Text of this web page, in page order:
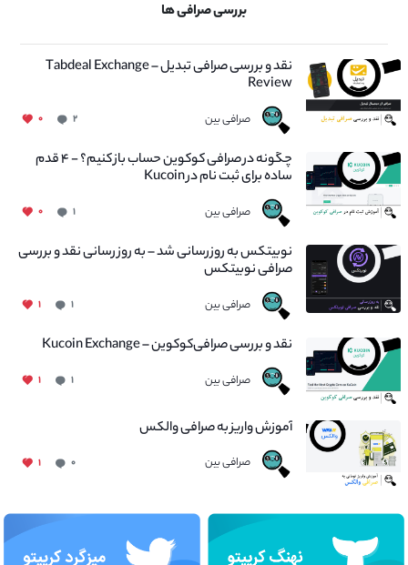
بررسی صرافی ها
نقد و بررسی صرافی تبدیل – Tabdeal Exchange
Review
صرافی بین ۲ ۰
چگونه در صرافی کوکوین حساب باز کنیم؟ - ۴ قدم
ساده برای ثبت نام در Kucoin
صرافی بین ۱ ۰
نوبیتکس به روزرسانی شد – به روز رسانی نقد و بررسی
صرافی نوبیتکس
صرافی بین ۱ ۱
نقد و بررسی صرافی‌کوکوین – Kucoin Exchange
صرافی بین ۱ ۱
آموزش واریز به صرافی والکس
صرافی بین ۰ ۱